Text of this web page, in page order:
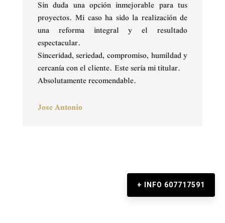
Sin duda una opción inmejorable para tus
proyectos. Mi caso ha sido la realización de
una reforma integral y el resultado
espectacular.
Sinceridad, seriedad, compromiso, humildad y
cercanía con el cliente. Este sería mi titular.
Absolutamente recomendable.
Jose Antonio
+ INFO 607717591